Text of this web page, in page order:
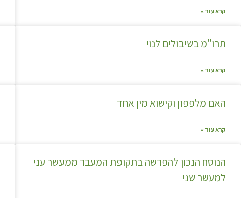
קרא עוד »
תרו"מ בשיבולים לנוי
קרא עוד »
האם מלפפון וקישוא מין אחד
קרא עוד »
הנוסח הנכון להפרשה בתקופת המעבר ממעשר עני
למעשר שני